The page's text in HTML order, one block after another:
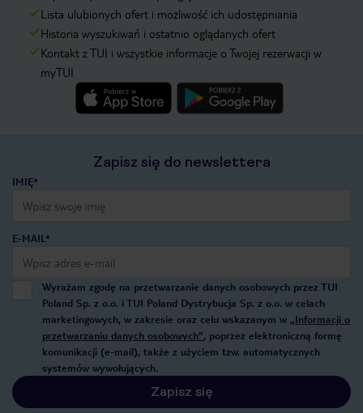
Lista ulubionych ofert i możliwość ich udostępniania
Historia wyszukiwań i ostatnio oglądanych ofert
Kontakt z TUI i wszystkie informacje o Twojej rezerwacji w
myTUI
Zapisz się do newslettera
IMIĘ*
E-MAIL*
Wyrażam zgodę na przetwarzanie danych osobowych przez TUI
Poland Sp. z o.o. i TUI Poland Dystrybucja Sp. z o.o. w celach
marketingowych, w zakresie oraz celu wskazanym w „Informacji o
przetwarzaniu danych osobowych”, poprzez elektroniczną formę
komunikacji (e-mail), także z użyciem tzw. automatycznych
systemów wywołujących.
Zapisz się